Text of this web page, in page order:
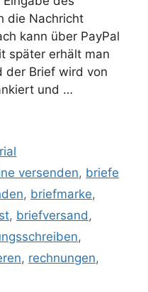
die Nachricht
kann über PayPal
später erhält man
der Brief wird von
und …
versenden, briefe
, briefmarke,
, briefversand ,
,
, rechnungen,